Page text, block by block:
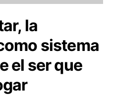
la
sistema
el ser que